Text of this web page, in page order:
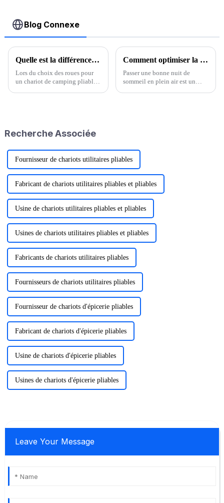
Blog Connexe
Quelle est la différence entre l’aviron, le kayak et l’aviron ?
Lors du choix des roues pour
un chariot de camping pliable,
roues, etc. Voici quelques
universelles...
Comment optimiser la chaleur de votre sommeil en camping ?
Passer une bonne nuit de
sommeil en plein air est un
Recherche Associée
Fournisseur de chariots utilitaires pliables
Fabricant de chariots utilitaires pliables et pliables
Usine de chariots utilitaires pliables et pliables
Usines de chariots utilitaires pliables et pliables
Fabricants de chariots utilitaires pliables
Fournisseurs de chariots utilitaires pliables
Fournisseur de chariots d'épicerie pliables
Fabricant de chariots d'épicerie pliables
Usine de chariots d'épicerie pliables
Usines de chariots d'épicerie pliables
Leave Your Message